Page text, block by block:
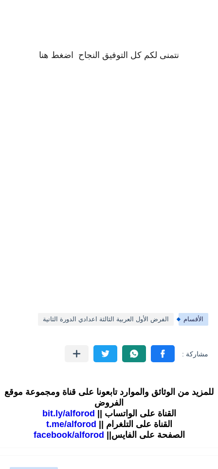
نتمنى لكم كل التوفيق النجاح اضغط هنا
الأقسام الفرض الأول العربية الثالثة اعدادي الدورة الثانية
للمزيد من الوثائق والموارد تابعونا على قناة ومجموعة موقع
الفروض
القناة على الواتساب ||
bit.ly/alforod
القناة على التلغرام ||
t.me/alforod
الصفحة على الفايس||
facebook/alforod